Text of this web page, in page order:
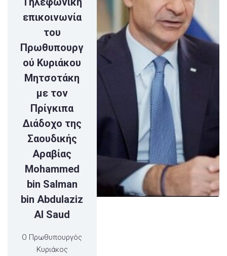
επικοινωνία
του
Πρωθυπουργ
ού Κυριάκου
Μητσοτάκη
με τον
Πρίγκιπα
Διάδοχο της
Σαουδικής
Αραβίας
Mohammed
bin Salman
bin Abdulaziz
Al Saud
Ο Πρωθυπουργός
Κυριάκος